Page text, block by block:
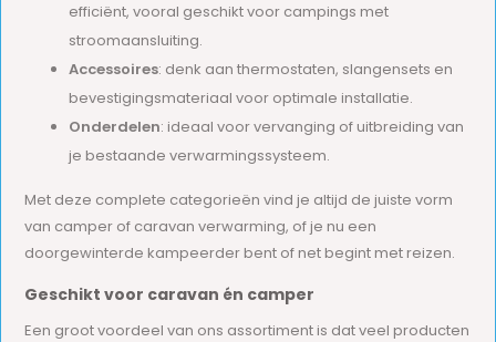
efficiënt, vooral geschikt voor campings met
stroomaansluiting.
Accessoires: denk aan thermostaten, slangensets en
bevestigingsmateriaal voor optimale installatie.
Onderdelen: ideaal voor vervanging of uitbreiding van
je bestaande verwarmingssysteem.
Met deze complete categorieën vind je altijd de juiste vorm
van camper of caravan verwarming, of je nu een
doorgewinterde kampeerder bent of net begint met reizen.
Geschikt voor caravan én camper
Een groot voordeel van ons assortiment is dat veel producten